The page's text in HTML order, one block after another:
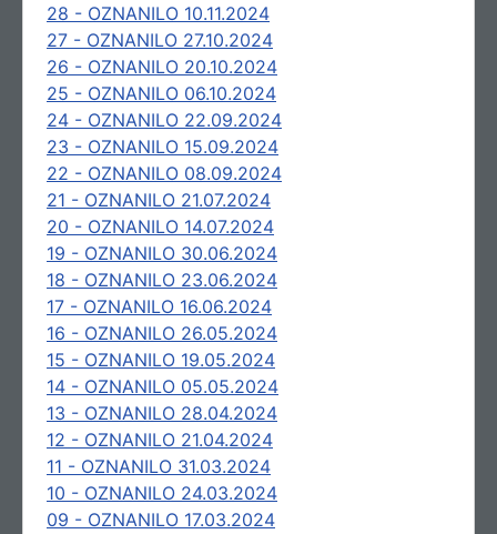
28 - OZNANILO 10.11.2024
27 - OZNANILO 27.10.2024
26 - OZNANILO 20.10.2024
25 - OZNANILO 06.10.2024
24 - OZNANILO 22.09.2024
23 - OZNANILO 15.09.2024
22 - OZNANILO 08.09.2024
21 - OZNANILO 21.07.2024
20 - OZNANILO 14.07.2024
19 - OZNANILO 30.06.2024
18 - OZNANILO 23.06.2024
17 - OZNANILO 16.06.2024
16 - OZNANILO 26.05.2024
15 - OZNANILO 19.05.2024
14 - OZNANILO 05.05.2024
13 - OZNANILO 28.04.2024
12 - OZNANILO 21.04.2024
11 - OZNANILO 31.03.2024
10 - OZNANILO 24.03.2024
09 - OZNANILO 17.03.2024